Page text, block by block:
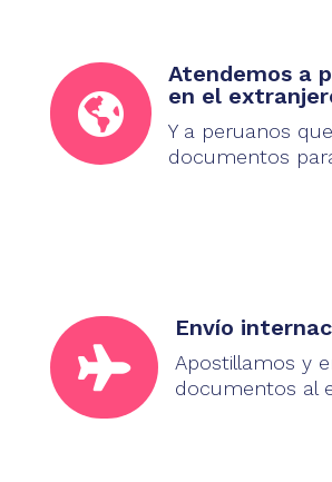

Atendemos a
en el
Y a peruanos
documentos

Envío
Apostillamos y
documentos al